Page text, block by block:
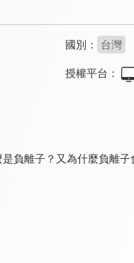
國別： 台灣
授權平台：
負離子？又為什麼負離